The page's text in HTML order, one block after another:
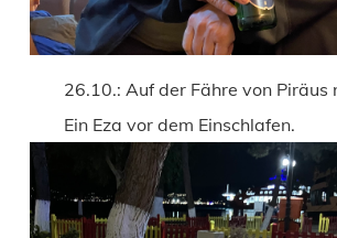
26.10.: Auf der Fähre von Piräus
Ein Eza vor dem Einschlafen.